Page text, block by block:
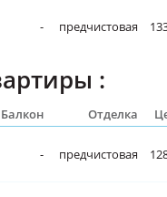
- предчистовая
:
Балкон Отделка
- предчистовая